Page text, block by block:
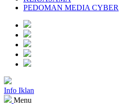
PEDOMAN MEDIA CYBER
Info Iklan
Menu